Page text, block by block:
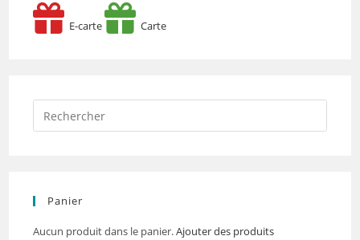
E-carte Carte
Panier
Aucun produit dans le panier.Ajouter des produits